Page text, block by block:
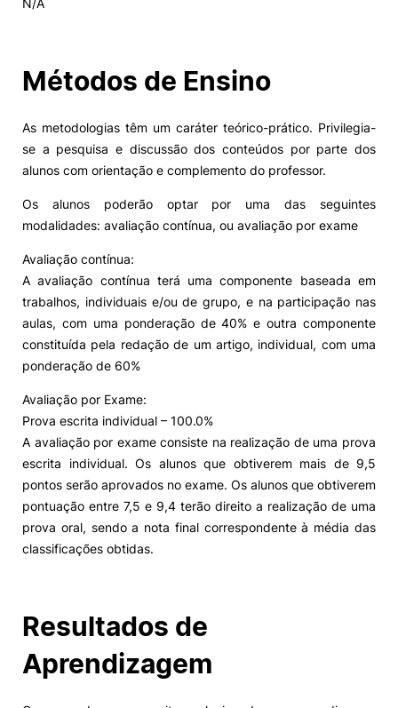
Projetos PRR
Magazine
Europeia Política de Privacidade e Cookies
Sugestões,
N/A
Métodos de Ensino
As metodologias têm um caráter teórico-prático. Privilegia-
se a pesquisa e discussão dos conteúdos por parte dos
alunos com orientação e complemento do professor.
Os alunos poderão optar por uma das seguintes
modalidades: avaliação contínua, ou avaliação por exame
Avaliação contínua:
A avaliação contínua terá uma componente baseada em
trabalhos, individuais e/ou de grupo, e na participação nas
aulas, com uma ponderação de 40% e outra componente
constituída pela redação de um artigo, individual, com uma
ponderação de 60%
Avaliação por Exame:
Prova escrita individual – 100.0%
A avaliação por exame consiste na realização de uma prova
escrita individual. Os alunos que obtiverem mais de 9,5
pontos serão aprovados no exame. Os alunos que obtiverem
pontuação entre 7,5 e 9,4 terão direito a realização de uma
prova oral, sendo a nota final correspondente à média das
classificações obtidas.
Resultados de
Aprendizagem